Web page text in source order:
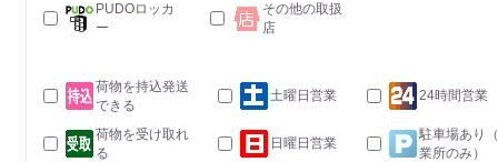
PUDOロッカ
ー
その他の取扱
店
荷物を持込発送
できる
土曜日営業 24時間営業
荷物を受け取れ
る
日曜日営業
駐車場あり
業所のみ）